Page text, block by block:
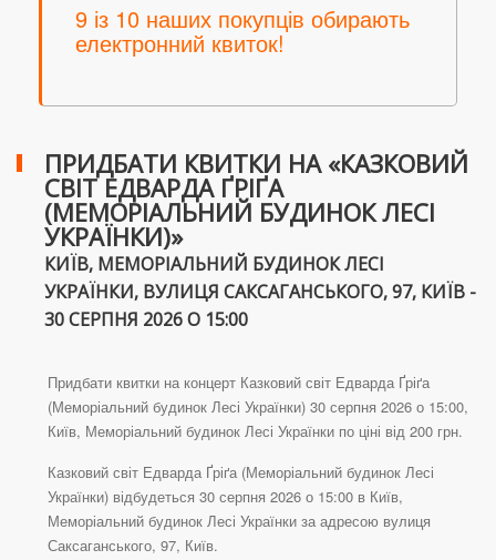
9 із 10 наших покупців обирають
електронний квиток!
ПРИДБАТИ КВИТКИ НА «КАЗКОВИЙ
СВІТ ЕДВАРДА ҐРІҐА
(МЕМОРІАЛЬНИЙ БУДИНОК ЛЕСІ
УКРАЇНКИ)»
КИЇВ, МЕМОРІАЛЬНИЙ БУДИНОК ЛЕСІ
УКРАЇНКИ, ВУЛИЦЯ САКСАГАНСЬКОГО, 97, КИЇВ -
30 СЕРПНЯ 2026 О 15:00
Придбати квитки на концерт Казковий світ Едварда Ґріґа
(Меморіальний будинок Лесі Українки) 30 серпня 2026 о 15:00,
Київ, Меморіальний будинок Лесі Українки по ціні від 200 грн.
Казковий світ Едварда Ґріґа (Меморіальний будинок Лесі
Українки) відбудеться 30 серпня 2026 о 15:00 в Київ,
Меморіальний будинок Лесі Українки за адресою вулиця
Саксаганського, 97, Київ.